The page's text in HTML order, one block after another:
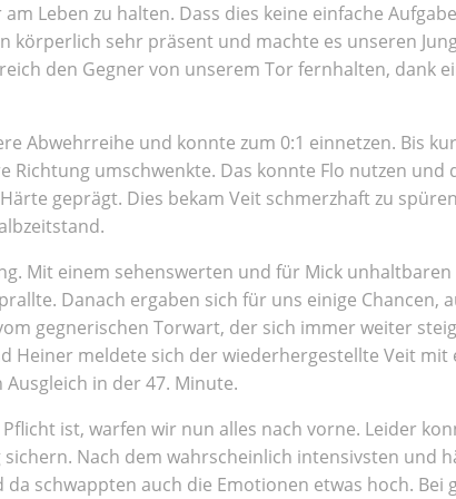
Leben zu halten. Dass dies keine einfache
sehr präsent und machte es unseren
den Gegner von unserem Tor fernhalten, dank
Abwehrreihe und konnte zum 0:1 einnetzen. Bis
umschwenkte. Das konnte Flo nutzen und
geprägt. Dies bekam Veit schmerzhaft zu
Mit einem sehenswerten und für Mick
Danach ergaben sich für uns einige Chancen,
gegnerischen Torwart, der sich immer weiter
meldete sich der wiederhergestellte Veit mit
in der 47. Minute.
ist, warfen wir nun alles nach vorne. Leider
Nach dem wahrscheinlich intensivsten und
schwappten auch die Emotionen etwas hoch.